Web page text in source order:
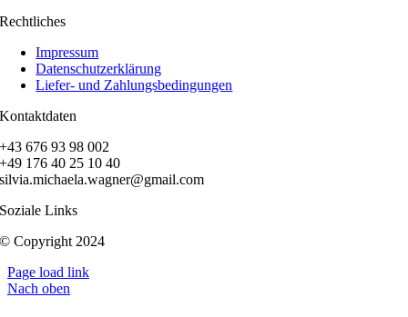
Rechtliches
Impressum
Datenschutzerklärung
Liefer- und Zahlungsbedingungen
Kontaktdaten
+43 676 93 98 002
+49 176 40 25 10 40
silvia.michaela.wagner@gmail.com
Soziale Links
© Copyright 2024
Page load link
Nach oben